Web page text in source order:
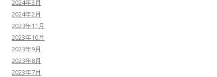
2024年3月
2024年2月
2023年11月
2023年10月
2023年9月
2023年8月
2023年7月